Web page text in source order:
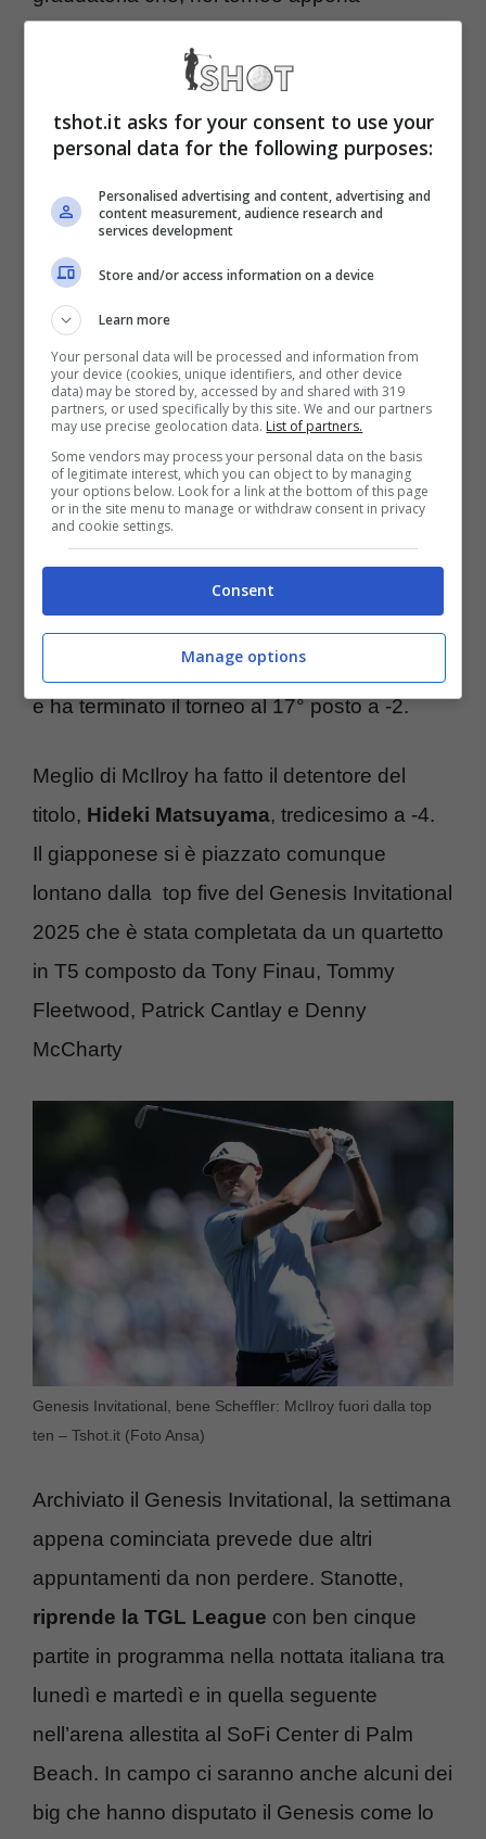
Non solo. Da oggi Aberg è anche il nuovo
numero 4 del World Ranking, preceduto solo
da Scheffler, Schauffele e McIlroy.
Genesis Invitational, bene
Scheffler: McIlroy fuori
dalla top ten
Gli otto birdie (con due bogey) nelle ultime 18
buche non sono bastati aScottie Scheffler
per prendersi la vetta di un torneo mai vinto
in carriera. Il fuoriclasse texano ha chiuso il
Genesis al terzo posto, a pari merito a -9,
con il connazionale Rodgers, al comando
prima del giro conclusione.Rory McIlroy
aveva già perso contatto dai primi al sabato
e ha terminato il torneo al 17° posto a -2.
Meglio di McIlroy ha fatto il detentore del
titolo, Hideki Matsuyama, tredicesimo a -4.
Il giapponese si è piazzato comunque
lontano dalla top five del Genesis Invitational
2025 che è stata completata da un quartetto
in T5 composto da Tony Finau, Tommy
Fleetwood, Patrick Cantlay e Denny
McCharty
Genesis Invitational, bene Scheffler: McIlroy fuori dalla top
ten – Tshot.it (Foto Ansa)
Archiviato il Genesis Invitational, la settimana
appena cominciata prevede due altri
appuntamenti da non perdere. Stanotte,
riprende la TGL League con ben cinque
partite in programma nella nottata italiana tra
lunedì e martedì e in quella seguente
nell’arena allestita al SoFi Center di Palm
Beach. In campo ci saranno anche alcuni dei
big che hanno disputato il Genesis come lo
tshot.it asks for your consent to use your
personal data for the following purposes:
Personalised advertising and content, advertising and
content measurement, audience research and
services development
Store and/or access information on a device
Learn more
Your personal data will be processed and information from
your device (cookies, unique identifiers, and other device
data) may be stored by, accessed by and shared with 319
partners, or used specifically by this site. We and our partners
may use precise geolocation data. List of partners.
Some vendors may process your personal data on the basis
of legitimate interest, which you can object to by managing
your options below. Look for a link at the bottom of this page
or in the site menu to manage or withdraw consent in privacy
and cookie settings.
Consent
Manage options